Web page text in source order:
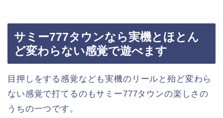
サミー777タウンなら実機とほとん
ど変わらない感覚で遊べます
目押しをする感覚なども実機のリールと殆ど変わら
ない感覚で打てるのもサミー777タウンの楽しさの
うちの一つです。